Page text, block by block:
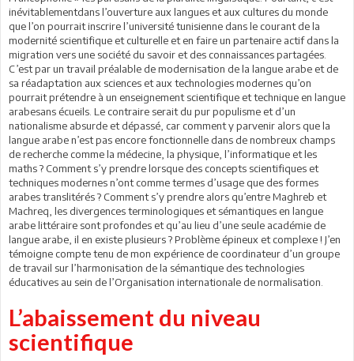
inévitablementdans l’ouverture aux langues et aux cultures du monde
que l’on pourrait inscrire l’université tunisienne dans le courant de la
modernité scientifique et culturelle et en faire un partenaire actif dans la
migration vers une société du savoir et des connaissances partagées.
C’est par un travail préalable de modernisation de la langue arabe et de
sa réadaptation aux sciences et aux technologies modernes qu’on
pourrait prétendre à un enseignement scientifique et technique en langue
arabesans écueils. Le contraire serait du pur populisme et d’un
nationalisme absurde et dépassé, car comment y parvenir alors que la
langue arabe n’est pas encore fonctionnelle dans de nombreux champs
de recherche comme la médecine, la physique, l’informatique et les
maths ? Comment s’y prendre lorsque des concepts scientifiques et
techniques modernes n’ont comme termes d’usage que des formes
arabes translitérés ? Comment s’y prendre alors qu’entre Maghreb et
Machreq, les divergences terminologiques et sémantiques en langue
arabe littéraire sont profondes et qu’au lieu d’une seule académie de
langue arabe, il en existe plusieurs ? Problème épineux et complexe ! J’en
témoigne compte tenu de mon expérience de coordinateur d’un groupe
de travail sur l’harmonisation de la sémantique des technologies
éducatives au sein de l’Organisation internationale de normalisation.
L’abaissement du niveau
scientifique